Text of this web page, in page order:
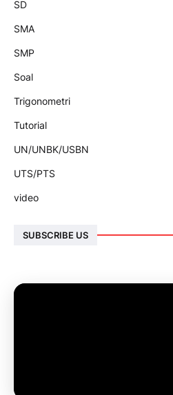
SD
SMA
SMP
Soal
Trigonometri
Tutorial
UN/UNBK/USBN
UTS/PTS
video
SUBSCRIBE US